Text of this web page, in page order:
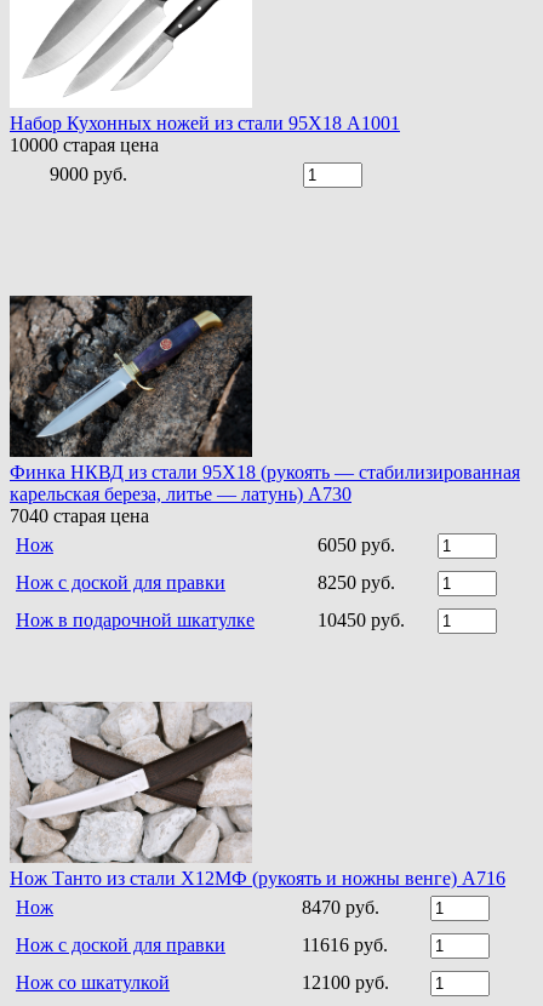
Набор Кухонных ножей из стали 95Х18 A1001
10000 старая цена
9000 руб.
Финка НКВД из стали 95Х18 (рукоять — стабилизированная
карельская береза, литье — латунь) A730
7040 старая цена
Нож
6050 руб.
Нож с доской для правки
8250 руб.
Нож в подарочной шкатулке
10450 руб.
Нож Танто из стали Х12МФ (рукоять и ножны венге) A716
Нож
8470 руб.
Нож с доской для правки
11616 руб.
Нож со шкатулкой
12100 руб.